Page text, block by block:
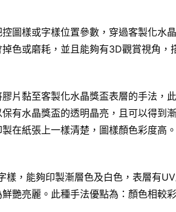
圖樣或字樣位置參數，穿過客製化
色或磨耗，並且能夠有3D觀賞視角，
片黏至客製化水晶獎盃表層的手法
有水晶獎盃的透明晶亮，且可以得
在紙張上一樣清楚，圖樣顏色彩度高
樣，能夠印製漸層色及白色，表層有
艷亮麗。此種手法優點為：顏色相